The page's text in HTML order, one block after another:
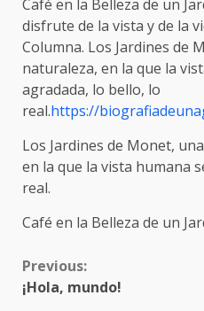
Café en la Belleza de un
disfrute de la vista y de la
Columna. Los Jardines de
naturaleza, en la que la
agradada, lo bello, lo
real.https://
Los Jardines de Monet,
en la que la vista humana
real.
Café en la Belleza de un
Previous:
¡Hola, mundo!